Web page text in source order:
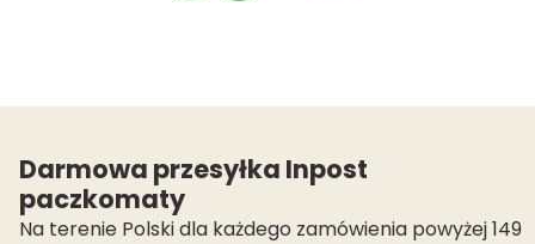
Darmowa przesyłka Inpost
paczkomaty
Na terenie Polski dla każdego zamówienia powyżej 149